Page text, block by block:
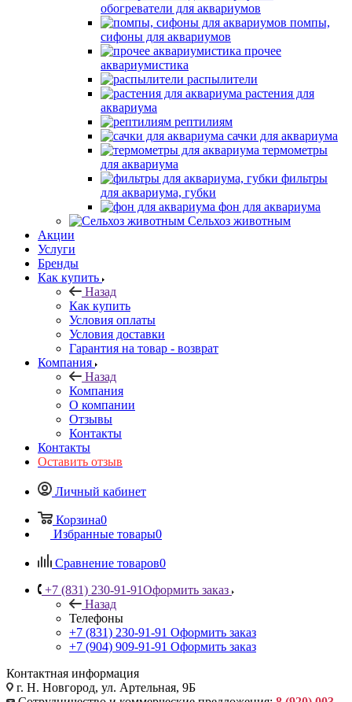
обогреватели для аквариумов
помпы,
сифоны для аквариумов
прочее
аквариумистика
распылители
растения для
аквариума
рептилиям
сачки для аквариума
термометры
для аквариума
фильтры
для аквариума, губки
фон для аквариума
Сельхоз животным
Акции
Услуги
Бренды
Как купить
Назад
Как купить
Условия оплаты
Условия доставки
Гарантия на товар - возврат
Компания
Назад
Компания
О компании
Отзывы
Контакты
Контакты
Оставить отзыв
Личный кабинет
Корзина0
Избранные товары0
Сравнение товаров0
+7 (831) 230-91-91Оформить заказ
Назад
Телефоны
+7 (831) 230-91-91 Оформить заказ
+7 (904) 909-91-91 Оформить заказ
Контактная информация
г. Н. Новгород, ул. Артельная, 9Б